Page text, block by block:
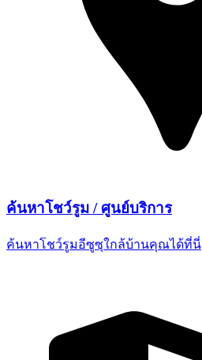
ค้นหาโชว์รูม / ศูนย์บริการ
ค้นหาโชว์รูมอีซูซุใกล้บ้านคุณได้ที่นี่